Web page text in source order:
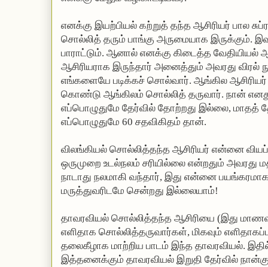
எனக்கு இயற்பியல் கற்றுத் தந்த ஆசிரியர் பால
சொல்லித் தரும் பாங்கு அருமையாக இருக்கும்.
பாராட்டும். ஆனால் எனக்கு கிடைத்த
ஆசிரியராக இருந்தார் அனைத்தும் அவரது விரல்
எங்களையே படிக்கச் சொல்வார். ஆங்கில
கொண்டு ஆங்கிலம் சொல்லித் தருவார். நான்
எப்பொழுதுமே தேர்வில் தோற்றது இல்லை, மாதத்
எப்பொழுதுமே 60 சதவிகிதம் தான்.
விலங்கியல் சொல்லித்தந்த ஆசிரியர் என்னை
ஒருமுறை உடல்நலம் சரியில்லை என்றதும் அவரது
நாடாது நலமாகி வந்தார், இது என்னை
மருத்துவரிடமே சென்றது இல்லையாம்!
தாவரவியல் சொல்லித்தந்த ஆசிரியை (இது
எளிதாக சொல்லித்தருவார்கள், மிகவும்
தலைகீழாக மாற்றிய பாடம் இந்த தாவரவியல்.
இத்தனைக்கும் தாவரவியல் இறுதி தேர்வில் நான்கு